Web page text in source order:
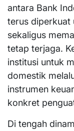
antara Bank
terus diperkuat
sekaligus
tetap terjaga.
institusi untuk
domestik
instrumen
konkret
Di tengah